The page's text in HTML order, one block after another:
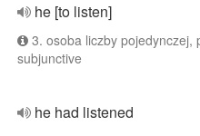
he [to listen]
3. osoba liczby pojedynczej,
subjunctive
he had listened